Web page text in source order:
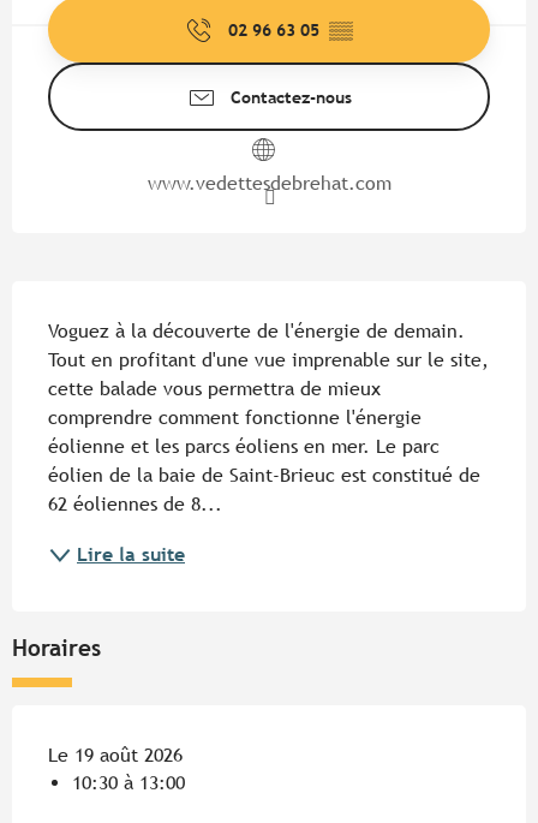
02 96 63 05 ▒▒
Contactez-nous
www.vedettesdebrehat.com
Voguez à la découverte de l'énergie de demain.
Tout en profitant d'une vue imprenable sur le site,
cette balade vous permettra de mieux
comprendre comment fonctionne l'énergie
éolienne et les parcs éoliens en mer. Le parc
éolien de la baie de Saint-Brieuc est constitué de
62 éoliennes de 8...
Lire la suite
Horaires
Le 19 août 2026
10:30 à 13:00